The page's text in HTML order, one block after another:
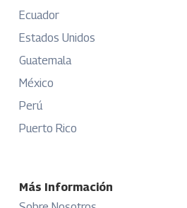
Ecuador
Estados Unidos
Guatemala
México
Perú
Puerto Rico
Más Información